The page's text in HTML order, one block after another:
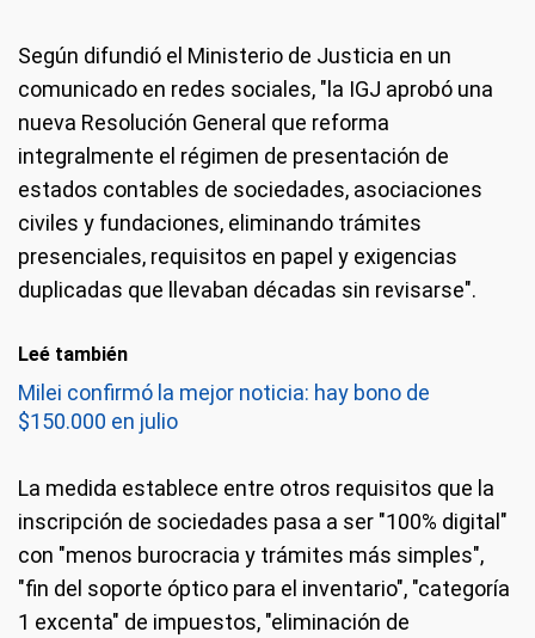
Según difundió el Ministerio de Justicia en un
comunicado en redes sociales, "la IGJ aprobó una
nueva Resolución General que reforma
integralmente el régimen de presentación de
estados contables de sociedades, asociaciones
civiles y fundaciones, eliminando trámites
presenciales, requisitos en papel y exigencias
duplicadas que llevaban décadas sin revisarse".
Leé también
Milei confirmó la mejor noticia: hay bono de
$150.000 en julio
La medida establece entre otros requisitos que la
inscripción de sociedades pasa a ser "100% digital"
con "menos burocracia y trámites más simples",
"fin del soporte óptico para el inventario", "categoría
1 excenta" de impuestos, "eliminación de